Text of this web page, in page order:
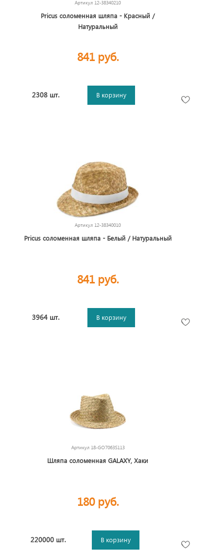
Артикул 12-38340210
Pricus соломенная шляпа - Красный /
Натуральный
841 руб.
2308 шт. В корзину
Артикул 12-38340010
Pricus соломенная шляпа - Белый / Натуральный
841 руб.
3964 шт. В корзину
Артикул 18-GO7063S113
Шляпа соломенная GALAXY, Хаки
180 руб.
220000 шт. В корзину